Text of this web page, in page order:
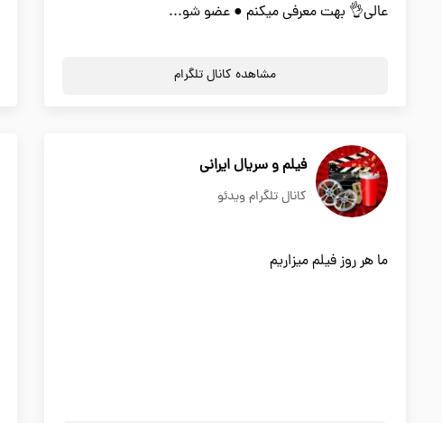
عالی👌 بهت معرفی میکنم ● عضو شو...
مشاهده کانال تلگرام
فیلم و سریال ایرانی
کانال تلگرام ویدئو
ما هر روز فیلم میزاریم